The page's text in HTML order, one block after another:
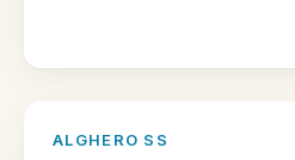
ALGHERO SS